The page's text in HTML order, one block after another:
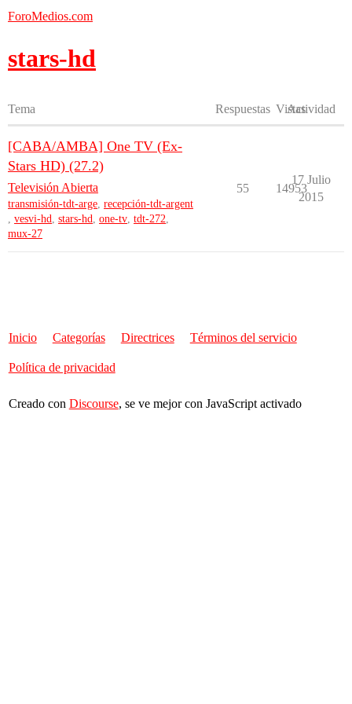
ForoMedios.com
stars-hd
Tema Respuestas Vistas
Actividad
[CABA/AMBA] One TV (Ex-
Stars HD) (27.2)
Televisión Abierta
transmisión-tdt-arge, recepción-tdt-argent
, vesvi-hd, stars-hd, one-tv, tdt-272,
mux-27
55 14953
17 Julio
2015
Inicio Categorías Directrices Términos del servicio
Política de privacidad
Creado con Discourse, se ve mejor con JavaScript activado